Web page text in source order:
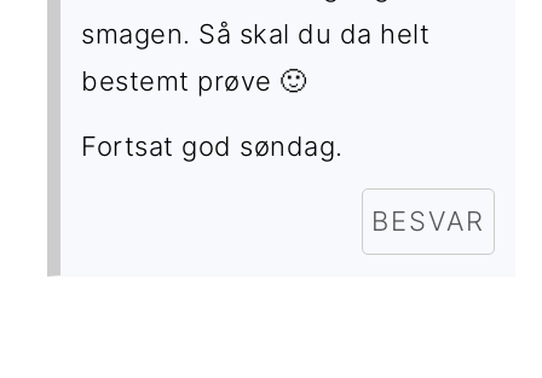
smagen. Så skal du da helt
bestemt prøve 🙂
Fortsat god søndag.
BESVAR